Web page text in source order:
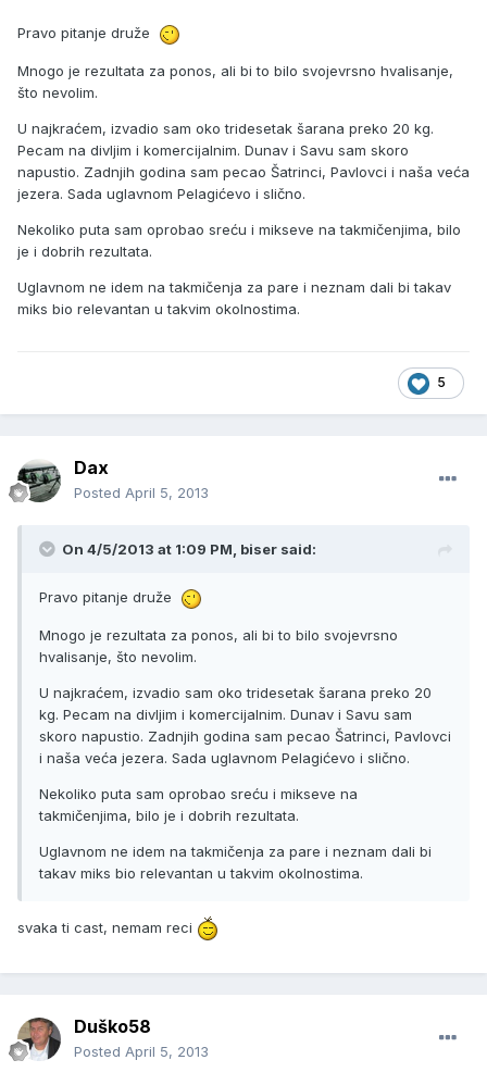
Pravo pitanje druže
Mnogo je rezultata za ponos, ali bi to bilo svojevrsno hvalisanje,
što nevolim.
U najkraćem, izvadio sam oko tridesetak šarana preko 20 kg.
Pecam na divljim i komercijalnim. Dunav i Savu sam skoro
napustio. Zadnjih godina sam pecao Šatrinci, Pavlovci i naša veća
jezera. Sada uglavnom Pelagićevo i slično.
Nekoliko puta sam oprobao sreću i mikseve na takmičenjima, bilo
je i dobrih rezultata.
Uglavnom ne idem na takmičenja za pare i neznam dali bi takav
miks bio relevantan u takvim okolnostima.
5
Dax
Posted April 5, 2013
On 4/5/2013 at 1:09 PM, biser said:
Pravo pitanje druže
Mnogo je rezultata za ponos, ali bi to bilo svojevrsno
hvalisanje, što nevolim.
U najkraćem, izvadio sam oko tridesetak šarana preko 20
kg. Pecam na divljim i komercijalnim. Dunav i Savu sam
skoro napustio. Zadnjih godina sam pecao Šatrinci, Pavlovci
i naša veća jezera. Sada uglavnom Pelagićevo i slično.
Nekoliko puta sam oprobao sreću i mikseve na
takmičenjima, bilo je i dobrih rezultata.
Uglavnom ne idem na takmičenja za pare i neznam dali bi
takav miks bio relevantan u takvim okolnostima.
svaka ti cast, nemam reci
Duško58
Posted April 5, 2013